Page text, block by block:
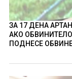
ЗА 17 ДЕНА
АКО
ПОДНЕСЕ